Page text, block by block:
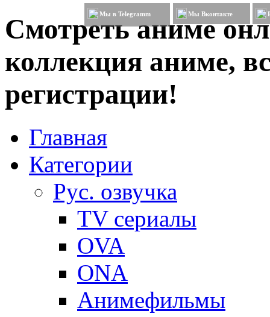
Смотреть аниме
коллекция аниме,
регистрации!
Мы в Telegramm Мы Вконтакте
Главная
Категории
Рус. озвучка
TV сериалы
OVA
ONA
Анимефильмы